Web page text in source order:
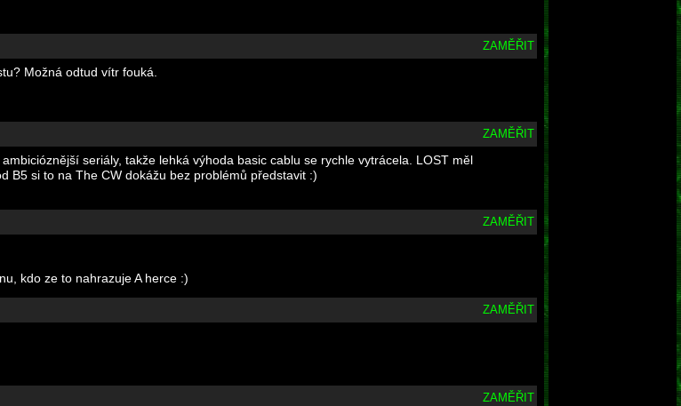
ZAMĚŘIT
Možná odtud vítr fouká.
ZAMĚŘIT
seriály, takže lehká výhoda basic cablu se rychle vytrácela. LOST měl
B5 si to na The CW dokážu bez problémů představit :)
ZAMĚŘIT
kdo ze to nahrazuje A herce :)
ZAMĚŘIT
ZAMĚŘIT